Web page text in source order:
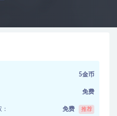
5金币
免费
免费 推荐